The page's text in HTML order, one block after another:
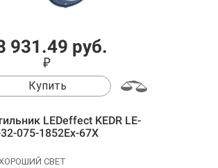
931.49 руб.
₽
Купить
LEDeffect KEDR LE-
075-1852Ех-67Х
СВЕТ